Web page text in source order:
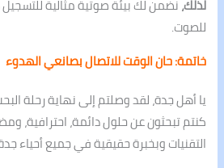
لذلك،نضمن لك بيئة صوتية مثالية
للصوت.
خاتمة: حان الوقت للاتصال بصانعي الهدوء
يا أهل جدة، لقد وصلتم إلى نهاية رحلة
كنتم تبحثون عن حلول دائمة، احترافية،
التقنيات وبخبرة حقيقية في جميع أحياء